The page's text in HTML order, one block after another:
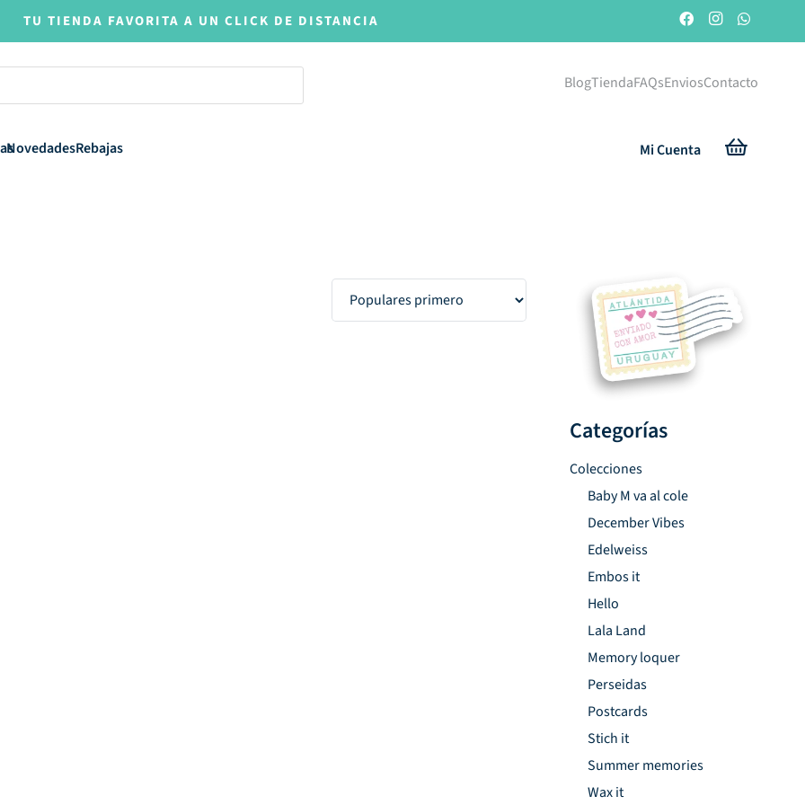
TU TIENDA FAVORITA A UN CLICK DE DISTANCIA
BlogTiendaFAQsEnviosContacto
NovedadesRebajas Mi Cuenta
Categorías
Colecciones
Baby M va al cole
December Vibes
Edelweiss
Embos it
Hello
Lala Land
Memory loquer
Perseidas
Postcards
Stich it
Summer memories
Wax it